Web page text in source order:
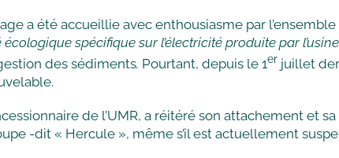
a été accueillie avec enthousiasme par
spécifique sur l’électricité produite par
des sédiments. Pourtant, depuis le 1er juillet
de l’UMR, a réitéré son attachement et
-dit « Hercule », même s’il est actuellement